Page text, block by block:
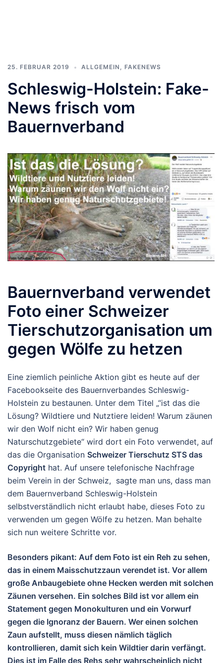
25. FEBRUAR 2019 ALLGEMEIN , FAKENEWS
Schleswig-Holstein: Fake-
News frisch vom
Bauernverband
Bauernverband verwendet
Foto einer Schweizer
Tierschutzorganisation um
gegen Wölfe zu hetzen
Eine ziemlich peinliche Aktion gibt es heute auf der
Facebookseite des Bauernverbandes Schleswig-
Holstein zu bestaunen. Unter dem Titel „“ist das die
Lösung? Wildtiere und Nutztiere leiden! Warum zäunen
wir den Wolf nicht ein? Wir haben genug
Naturschutzgebiete“ wird dort ein Foto verwendet, auf
das die Organisation Schweizer Tierschutz STS das
Copyright hat. Auf unsere telefonische Nachfrage
beim Verein in der Schweiz, sagte man uns, dass man
dem Bauernverband Schleswig-Holstein
selbstverständlich nicht erlaubt habe, dieses Foto zu
verwenden um gegen Wölfe zu hetzen. Man behalte
sich nun weitere Schritte vor.
Besonders pikant: Auf dem Foto ist ein Reh zu sehen,
das in einem Maisschutzzaun verendet ist. Vor allem
große Anbaugebiete ohne Hecken werden mit solchen
Zäunen versehen. Ein solches Bild ist vor allem ein
Statement gegen Monokulturen und ein Vorwurf
gegen die Ignoranz der Bauern. Wer einen solchen
Zaun aufstellt, muss diesen nämlich täglich
kontrollieren, damit sich kein Wildtier darin verfängt.
Dies ist im Falle des Rehs sehr wahrscheinlich nicht